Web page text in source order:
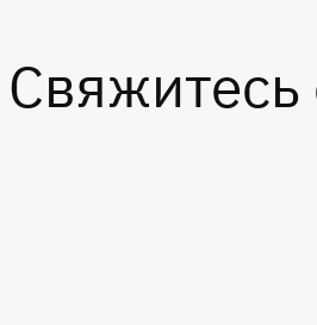
Свяжитесь